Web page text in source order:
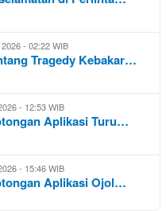
- 02:22 WIB
Tragedy Kebakar…
- 12:53 WIB
Aplikasi Turu…
- 15:46 WIB
Aplikasi Ojol…